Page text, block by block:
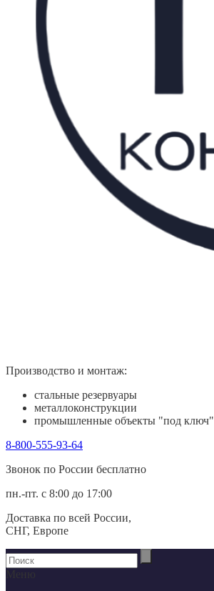
Производство и монтаж:
стальные резервуары
металлоконструкции
промышленные объекты "под ключ"
8-800-555-93-64
Звонок по России беcплатно
пн.-пт. с 8:00 до 17:00
Доставка по всей России,
СНГ, Европе